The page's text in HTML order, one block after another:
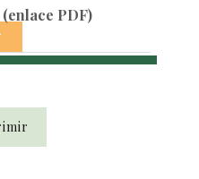
PDF)